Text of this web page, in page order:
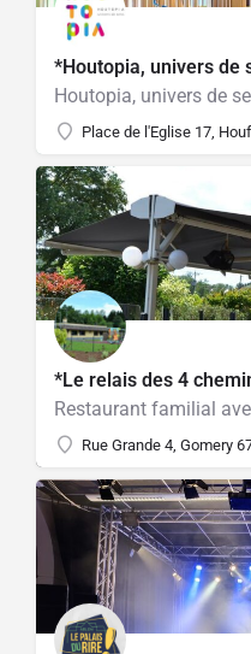
*Houtopia, univers de
Place de l'Eglise 17,
*Le relais des 4
Restaurant familial
Rue Grande 4, Gomery